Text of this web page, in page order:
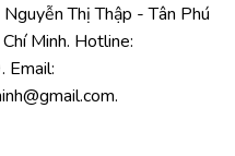
Thị Thập - Tân Phú
Minh. Hotline: